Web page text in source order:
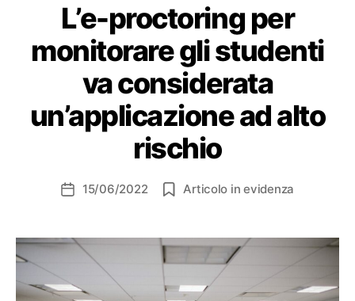
L’e-proctoring per
monitorare gli studenti
va considerata
un’applicazione ad alto
rischio
Data15/06/2022 Articolo in evidenza